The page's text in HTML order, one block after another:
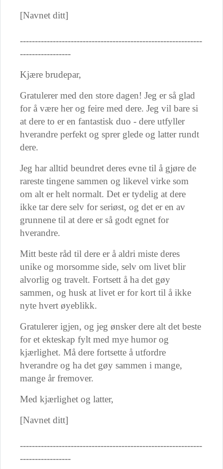
[Navnet ditt]
-------------------------------------------------------------
-----------------
Kjære brudepar,
Gratulerer med den store dagen! Jeg er så glad
for å være her og feire med dere. Jeg vil bare si
at dere to er en fantastisk duo - dere utfyller
hverandre perfekt og sprer glede og latter rundt
dere.
Jeg har alltid beundret deres evne til å gjøre de
rareste tingene sammen og likevel virke som
om alt er helt normalt. Det er tydelig at dere
ikke tar dere selv for seriøst, og det er en av
grunnene til at dere er så godt egnet for
hverandre.
Mitt beste råd til dere er å aldri miste deres
unike og morsomme side, selv om livet blir
alvorlig og travelt. Fortsett å ha det gøy
sammen, og husk at livet er for kort til å ikke
nyte hvert øyeblikk.
Gratulerer igjen, og jeg ønsker dere alt det beste
for et ekteskap fylt med mye humor og
kjærlighet. Må dere fortsette å utfordre
hverandre og ha det gøy sammen i mange,
mange år fremover.
Med kjærlighet og latter,
[Navnet ditt]
-------------------------------------------------------------
-----------------